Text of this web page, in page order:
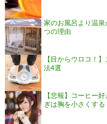
家のお風呂より温
つの理由
【目からウロコ！
法4選
【悲報】コーヒー
ぎは胸を小さくする